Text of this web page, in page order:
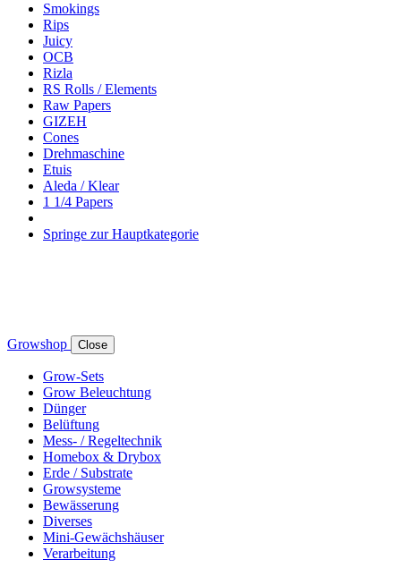
Smokings
Rips
Juicy
OCB
Rizla
RS Rolls / Elements
Raw Papers
GIZEH
Cones
Drehmaschine
Etuis
Aleda / Klear
1 1/4 Papers
Springe zur Hauptkategorie
Growshop Close
Grow-Sets
Grow Beleuchtung
Dünger
Belüftung
Mess- / Regeltechnik
Homebox & Drybox
Erde / Substrate
Growsysteme
Bewässerung
Diverses
Mini-Gewächshäuser
Verarbeitung